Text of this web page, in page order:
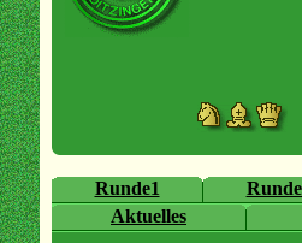
Runde1
Aktuelles